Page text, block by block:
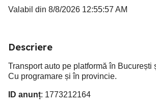
Valabil din 8/8/2026 12:55:57 AM
Descriere
Transport auto pe platformă în București
Cu programare și în provincie.
ID anunț: 1773212164